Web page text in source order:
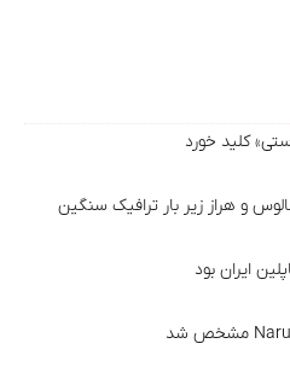
کلید خورد
و هراز زیر بار ترافیک سنگین
ایران بود